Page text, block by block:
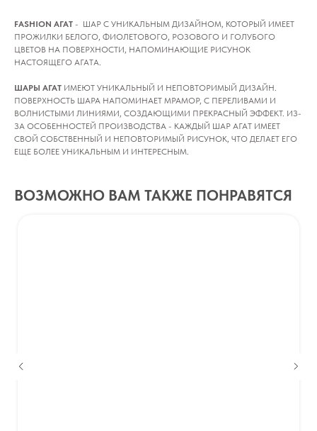
FASHION АГАТ - ШАР С УНИКАЛЬНЫМ ДИЗАЙНОМ, КОТОРЫЙ ИМЕЕТ
ПРОЖИЛКИ БЕЛОГО, ФИОЛЕТОВОГО, РОЗОВОГО И ГОЛУБОГО
ЦВЕТОВ НА ПОВЕРХНОСТИ, НАПОМИНАЮЩИЕ РИСУНОК
НАСТОЯЩЕГО АГАТА.
ШАРЫ АГАТ ИМЕЮТ УНИКАЛЬНЫЙ И НЕПОВТОРИМЫЙ ДИЗАЙН.
ПОВЕРХНОСТЬ ШАРА НАПОМИНАЕТ МРАМОР, С ПЕРЕЛИВАМИ И
ВОЛНИСТЫМИ ЛИНИЯМИ, СОЗДАЮЩИМИ ПРЕКРАСНЫЙ ЭФФЕКТ. ИЗ-
ЗА ОСОБЕННОСТЕЙ ПРОИЗВОДСТВА - КАЖДЫЙ ШАР АГАТ ИМЕЕТ
СВОЙ СОБСТВЕННЫЙ И НЕПОВТОРИМЫЙ РИСУНОК, ЧТО ДЕЛАЕТ ЕГО
ЕЩЕ БОЛЕЕ УНИКАЛЬНЫМ И ИНТЕРЕСНЫМ.
ВОЗМОЖНО ВАМ ТАКЖЕ ПОНРАВЯТСЯ